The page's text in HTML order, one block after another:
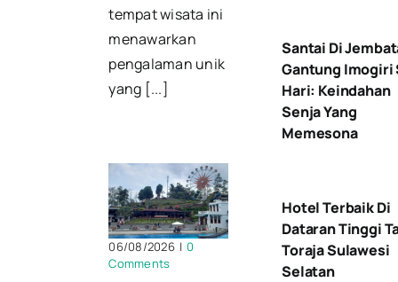
tempat wisata ini
menawarkan
pengalaman unik
yang [...]
06/08/2026 | 0
Comments
Santai Di
Gantung Imogiri
Hari: Keindahan
Senja Yang
Memesona
Hotel Terbaik Di
Dataran Tinggi
Toraja Sulawesi
Selatan